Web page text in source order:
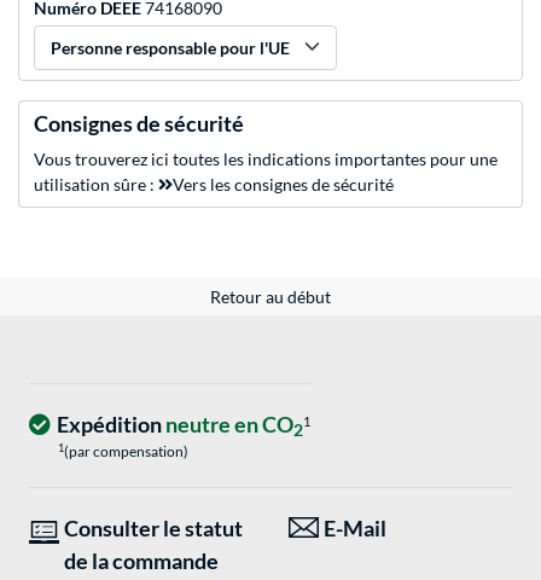
Numéro DEEE74168090
Personne responsable pour l'UE
Consignes de sécurité
Vous trouverez ici toutes les indications importantes pour une
utilisation sûre :
Vers les consignes de sécurité
Retour au début
Expéditionneutre en CO21
1(par compensation)
Consulter le statut
de la commande
E-Mail